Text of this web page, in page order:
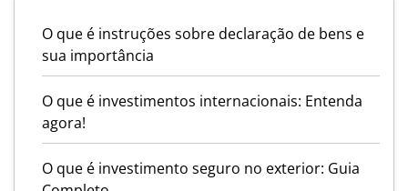
O que é instruções sobre declaração de bens e
sua importância
O que é investimentos internacionais: Entenda
agora!
O que é investimento seguro no exterior: Guia